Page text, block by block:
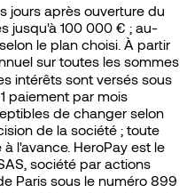
jours après ouverture du
jusqu'à 100 000 € ; au-
le plan choisi. À partir
sur toutes les sommes
intérêts sont versés sous
paiement par mois
de changer selon
de la société ; toute
l'avance. HeroPay est le
société par actions
Paris sous le numéro 899